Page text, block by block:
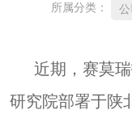
所属分类：
近期，赛莫瑞
研究院部署于陕